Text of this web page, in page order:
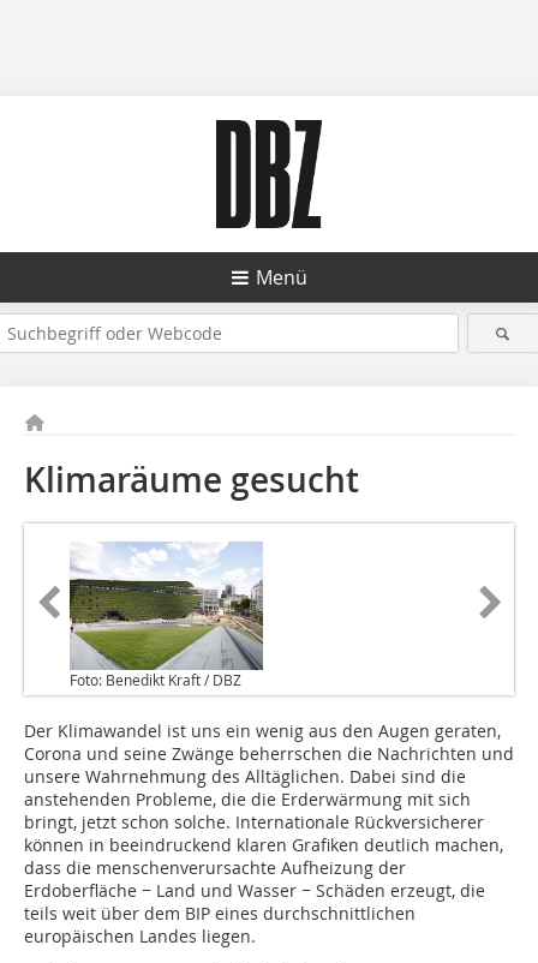
Menü
Klimaräume gesucht
Foto: Benedikt Kraft / DBZ
Der Klimawandel ist uns ein wenig aus den Augen geraten,
Corona und seine Zwänge beherrschen die Nachrichten und
unsere Wahrnehmung des Alltäglichen. Dabei sind die
anstehenden Probleme, die die Erderwärmung mit sich
bringt, jetzt schon solche. Internationale Rückversicherer
können in beeindruckend klaren Grafiken deutlich machen,
dass die menschenverursachte Aufheizung der
Erdoberfläche − Land und Wasser − Schäden erzeugt, die
teils weit über dem BIP eines durchschnittlichen
europäischen Landes liegen.